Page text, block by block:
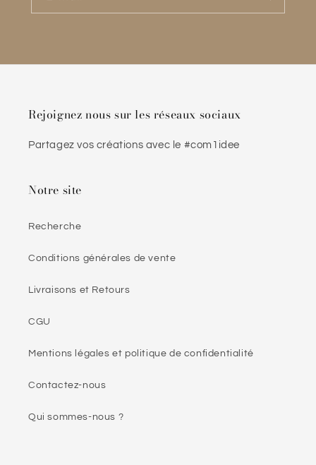
Rejoignez nous sur les réseaux sociaux
Partagez vos créations avec le #com1idee
Notre site
Recherche
Conditions générales de vente
Livraisons et Retours
CGU
Mentions légales et politique de confidentialité
Contactez-nous
Qui sommes-nous ?